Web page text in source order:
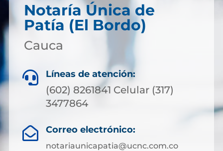
Notaría Única de
Patía (El Bordo)
Cauca
 Líneas de atención:
(602) 8261841 Celular (317)
3477864
 Correo electrónico:
notariaunicapatia@ucnc.com.co